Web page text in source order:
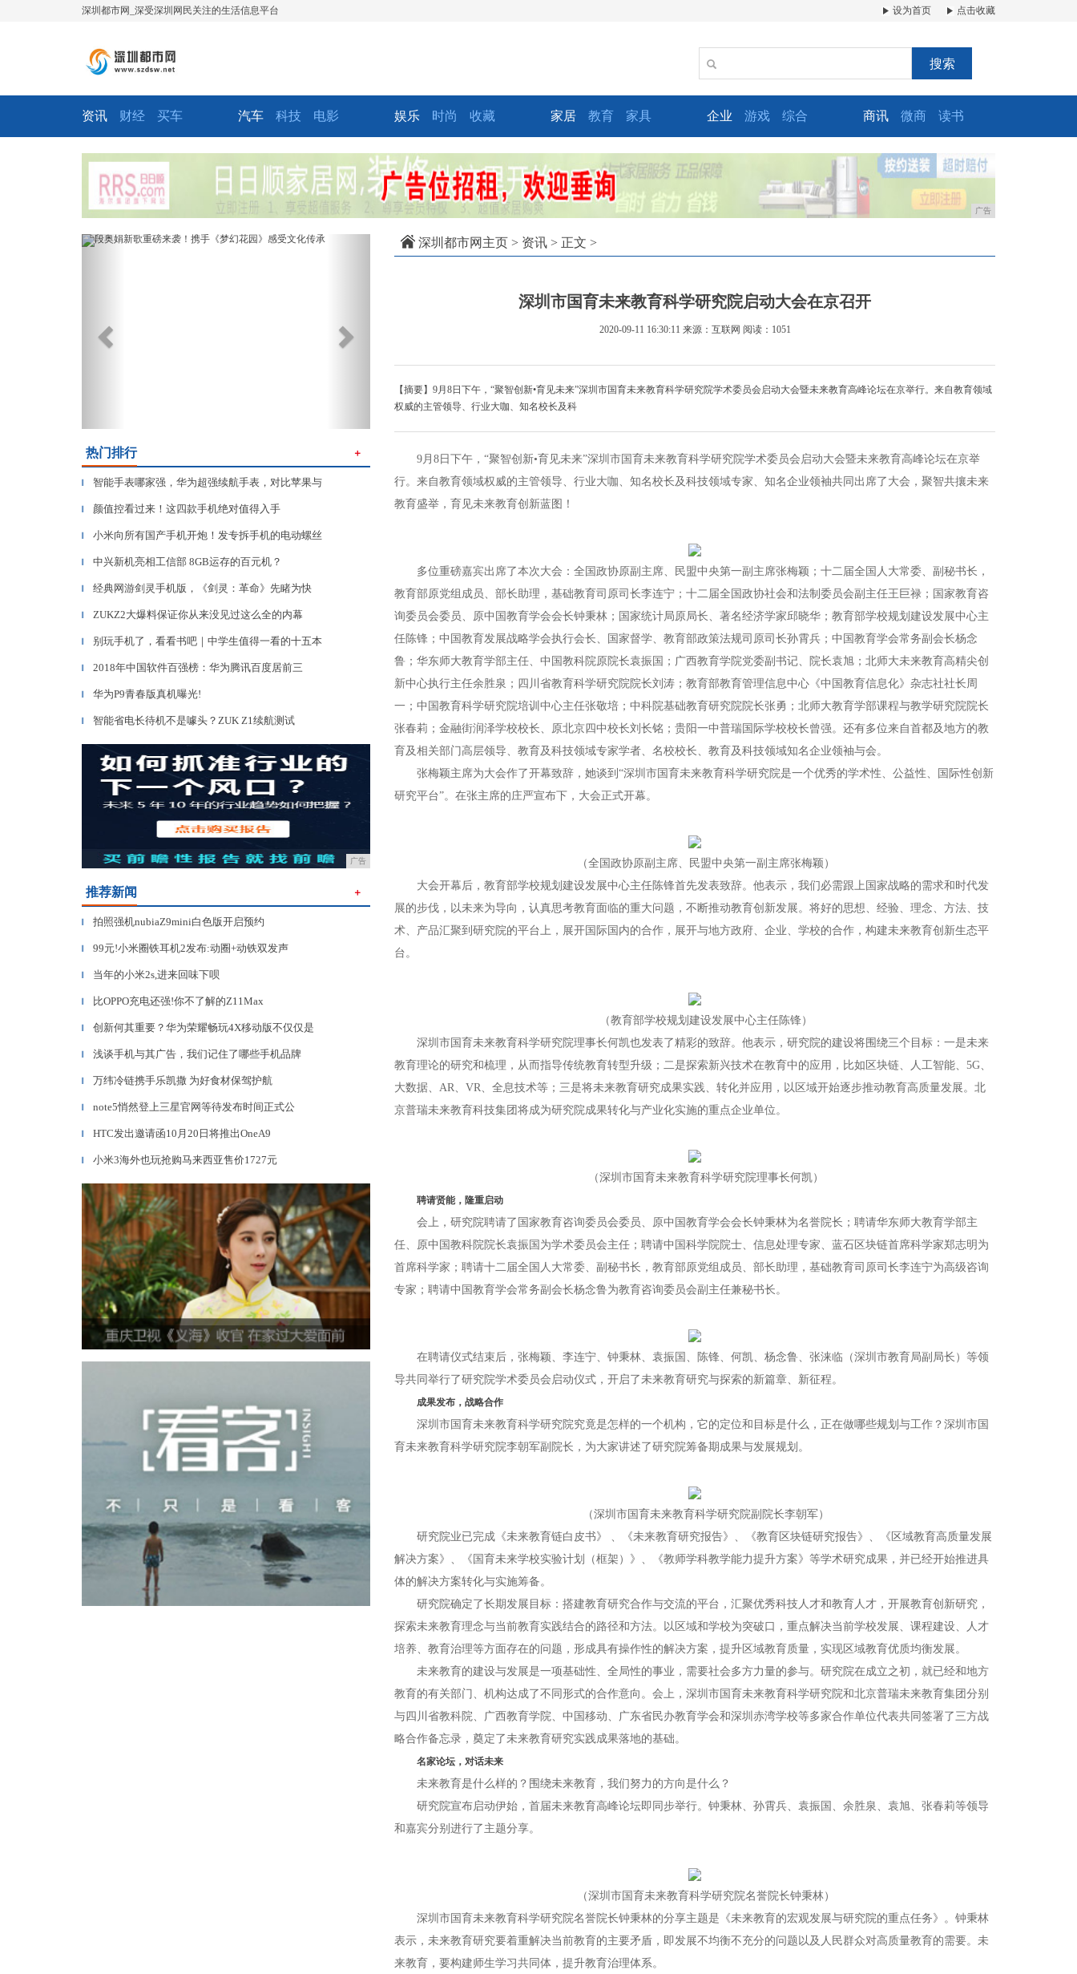
深圳都市网_深受深圳网民关注的生活信息平台 设为首页 点击收藏
搜索
资讯 财经 买车 汽车 科技 电影 娱乐 时尚 收藏 家居 教育 家具 企业 游戏 综合 商讯 微商 读书
广告
Previous
热门排行 ＋
▎ 智能手表哪家强，华为超强续航手表，对比苹果与
▎ 颜值控看过来！这四款手机绝对值得入手
▎ 小米向所有国产手机开炮！发专拆手机的电动螺丝
▎ 中兴新机亮相工信部 8GB运存的百元机？
▎ 经典网游剑灵手机版，《剑灵：革命》先睹为快
▎ ZUKZ2大爆料保证你从来没见过这么全的内幕
▎ 别玩手机了，看看书吧｜中学生值得一看的十五本
▎ 2018年中国软件百强榜：华为腾讯百度居前三
▎ 华为P9青春版真机曝光!
▎ 智能省电长待机不是噱头？ZUK Z1续航测试
广告
推荐新闻 ＋
▎ 拍照强机nubiaZ9mini白色版开启预约
▎ 99元!小米圈铁耳机2发布:动圈+动铁双发声
▎ 当年的小米2s,进来回味下呗
▎ 比OPPO充电还强!你不了解的Z11Max
▎ 创新何其重要？华为荣耀畅玩4X移动版不仅仅是
▎ 浅谈手机与其广告，我们记住了哪些手机品牌
▎ 万纬冷链携手乐凯撒 为好食材保驾护航
▎ note5悄然登上三星官网等待发布时间正式公
▎ HTC发出邀请函10月20日将推出OneA9
▎ 小米3海外也玩抢购马来西亚售价1727元
深圳都市网主页 > 资讯 > 正文 >
深圳市国育未来教育科学研究院启动大会在京召开
2020-09-11 16:30:11 来源：互联网 阅读：1051
【摘要】9月8日下午，“聚智创新•育见未来”深圳市国育未来教育科学研究院学术委员会启动大会暨未来教育高峰论坛在京举行。来自教育领域
权威的主管领导、行业大咖、知名校长及科
9月8日下午，“聚智创新•育见未来”深圳市国育未来教育科学研究院学术委员会启动大会暨未来教育高峰论坛在京举
行。来自教育领域权威的主管领导、行业大咖、知名校长及科技领域专家、知名企业领袖共同出席了大会，聚智共攘未来
教育盛举，育见未来教育创新蓝图！
多位重磅嘉宾出席了本次大会：全国政协原副主席、民盟中央第一副主席张梅颖；十二届全国人大常委、副秘书长，
教育部原党组成员、部长助理，基础教育司原司长李连宁；十二届全国政协社会和法制委员会副主任王巨禄；国家教育咨
询委员会委员、原中国教育学会会长钟秉林；国家统计局原局长、著名经济学家邱晓华；教育部学校规划建设发展中心主
任陈锋；中国教育发展战略学会执行会长、国家督学、教育部政策法规司原司长孙霄兵；中国教育学会常务副会长杨念
鲁；华东师大教育学部主任、中国教科院原院长袁振国；广西教育学院党委副书记、院长袁旭；北师大未来教育高精尖创
新中心执行主任余胜泉；四川省教育科学研究院院长刘涛；教育部教育管理信息中心《中国教育信息化》杂志社社长周
一；中国教育科学研究院培训中心主任张敬培；中科院基础教育研究院院长张勇；北师大教育学部课程与教学研究院院长
张春莉；金融街润泽学校校长、原北京四中校长刘长铭；贵阳一中普瑞国际学校校长曾强。还有多位来自首都及地方的教
育及相关部门高层领导、教育及科技领域专家学者、名校校长、教育及科技领域知名企业领袖与会。
张梅颖主席为大会作了开幕致辞，她谈到“深圳市国育未来教育科学研究院是一个优秀的学术性、公益性、国际性创新
研究平台”。在张主席的庄严宣布下，大会正式开幕。
（全国政协原副主席、民盟中央第一副主席张梅颖）
大会开幕后，教育部学校规划建设发展中心主任陈锋首先发表致辞。他表示，我们必需跟上国家战略的需求和时代发
展的步伐，以未来为导向，认真思考教育面临的重大问题，不断推动教育创新发展。将好的思想、经验、理念、方法、技
术、产品汇聚到研究院的平台上，展开国际国内的合作，展开与地方政府、企业、学校的合作，构建未来教育创新生态平
台。
（教育部学校规划建设发展中心主任陈锋）
深圳市国育未来教育科学研究院理事长何凯也发表了精彩的致辞。他表示，研究院的建设将围绕三个目标：一是未来
教育理论的研究和梳理，从而指导传统教育转型升级；二是探索新兴技术在教育中的应用，比如区块链、人工智能、5G、
大数据、AR、VR、全息技术等；三是将未来教育研究成果实践、转化并应用，以区域开始逐步推动教育高质量发展。北
京普瑞未来教育科技集团将成为研究院成果转化与产业化实施的重点企业单位。
（深圳市国育未来教育科学研究院理事长何凯）
聘请贤能，隆重启动
会上，研究院聘请了国家教育咨询委员会委员、原中国教育学会会长钟秉林为名誉院长；聘请华东师大教育学部主
任、原中国教科院院长袁振国为学术委员会主任；聘请中国科学院院士、信息处理专家、蓝石区块链首席科学家郑志明为
首席科学家；聘请十二届全国人大常委、副秘书长，教育部原党组成员、部长助理，基础教育司原司长李连宁为高级咨询
专家；聘请中国教育学会常务副会长杨念鲁为教育咨询委员会副主任兼秘书长。
在聘请仪式结束后，张梅颖、李连宁、钟秉林、袁振国、陈锋、何凯、杨念鲁、张涞临（深圳市教育局副局长）等领
导共同举行了研究院学术委员会启动仪式，开启了未来教育研究与探索的新篇章、新征程。
成果发布，战略合作
深圳市国育未来教育科学研究院究竟是怎样的一个机构，它的定位和目标是什么，正在做哪些规划与工作？深圳市国
育未来教育科学研究院李朝军副院长，为大家讲述了研究院筹备期成果与发展规划。
（深圳市国育未来教育科学研究院副院长李朝军）
研究院业已完成《未来教育链白皮书》 、《未来教育研究报告》、《教育区块链研究报告》、《区域教育高质量发展
解决方案》、《国育未来学校实验计划（框架）》、《教师学科教学能力提升方案》等学术研究成果，并已经开始推进具
体的解决方案转化与实施筹备。
研究院确定了长期发展目标：搭建教育研究合作与交流的平台，汇聚优秀科技人才和教育人才，开展教育创新研究，
探索未来教育理念与当前教育实践结合的路径和方法。以区域和学校为突破口，重点解决当前学校发展、课程建设、人才
培养、教育治理等方面存在的问题，形成具有操作性的解决方案，提升区域教育质量，实现区域教育优质均衡发展。
未来教育的建设与发展是一项基础性、全局性的事业，需要社会多方力量的参与。研究院在成立之初，就已经和地方
教育的有关部门、机构达成了不同形式的合作意向。会上，深圳市国育未来教育科学研究院和北京普瑞未来教育集团分别
与四川省教科院、广西教育学院、中国移动、广东省民办教育学会和深圳赤湾学校等多家合作单位代表共同签署了三方战
略合作备忘录，奠定了未来教育研究实践成果落地的基础。
名家论坛，对话未来
未来教育是什么样的？围绕未来教育，我们努力的方向是什么？
研究院宣布启动伊始，首届未来教育高峰论坛即同步举行。钟秉林、孙霄兵、袁振国、余胜泉、袁旭、张春莉等领导
和嘉宾分别进行了主题分享。
（深圳市国育未来教育科学研究院名誉院长钟秉林）
深圳市国育未来教育科学研究院名誉院长钟秉林的分享主题是《未来教育的宏观发展与研究院的重点任务》。钟秉林
表示，未来教育研究要着重解决当前教育的主要矛盾，即发展不均衡不充分的问题以及人民群众对高质量教育的需要。未
来教育，要构建师生学习共同体，提升教育治理体系。